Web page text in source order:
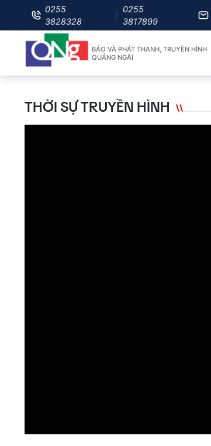
0255
3828328
0255
3817899
BÁO VÀ PHÁT THANH, TRUYỀN HÌNH
QUẢNG NGÃI
THỜI SỰ TRUYỀN HÌNH